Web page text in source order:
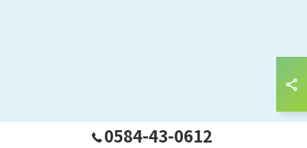
0584-43-0612